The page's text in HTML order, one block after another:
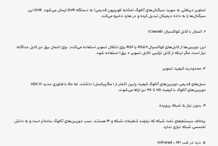
تصاویر دریافتی به صورت سیگنال‌های آنالوگ (مشابه تلویزیون قدیمی) به دستگاه DVR ارسال می‌شود. DVR این
سیگنال‌ها را به داده دیجیتال تبدیل کرده و در هارد ذخیره می‌کند.
2. اتصال با کابل کواکسیال (Coaxial)
این دوربین‌ها از کابل‌های کواکسیال RG59 یا RG6 برای انتقال تصویر استفاده می‌کنند. برای اتصال برق نیز کابل جداگانه
نیاز است، مگر اینکه از کابل ترکیبی (کابل تصویر + برق) استفاده شود.
3. محدودیت کیفیت تصویر
نسل‌های قدیمی دوربین‌های آنالوگ کیفیت پایین (کمتر از 1 مگاپیکسل) داشتند. اما حالا با فناوری جدید HDCVI،
دوربین‌های آنالوگ با کیفیت HD تا 4K نیز ارائه می‌شوند.
4. بدون نیاز به شبکه پیچیده
برخلاف سیستم‌های تحت شبکه که نیازمند تنظیمات شبکه و IP هستند، نصب دوربین‌های آنالوگ ساده‌تر است و به دانش
تخصصی شبکه نیازی ندارد.
5. دید در شب (Infrared – IR)